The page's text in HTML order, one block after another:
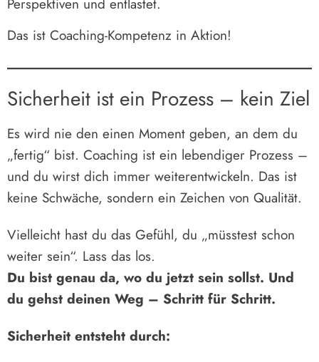
Perspektiven und entlastet.
Das ist Coaching-Kompetenz in Aktion!
Sicherheit ist ein Prozess – kein Ziel
Es wird nie den einen Moment geben, an dem du
„fertig“ bist. Coaching ist ein lebendiger Prozess –
und du wirst dich immer weiterentwickeln. Das ist
keine Schwäche, sondern ein Zeichen von Qualität.
Vielleicht hast du das Gefühl, du „müsstest schon
weiter sein“. Lass das los.
Du bist genau da, wo du jetzt sein sollst. Und
du gehst deinen Weg – Schritt für Schritt.
Sicherheit entsteht durch: